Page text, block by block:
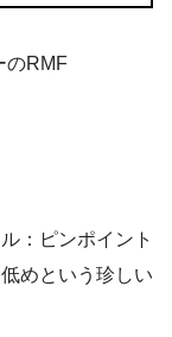
のRMF
：ピンポイント
めという珍しい